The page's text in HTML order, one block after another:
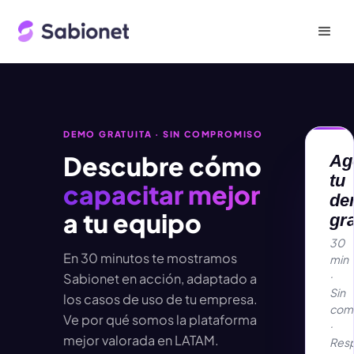
DEMO GRATUITA · SIN COMPROMISO
Descubre cómo
capacitar mejor
a tu equipo
En 30 minutos te mostramos
Sabionet en acción, adaptado a
los casos de uso de tu empresa.
Ve por qué somos la plataforma
mejor valorada en LATAM.
tu
30
min
·
Sin
·